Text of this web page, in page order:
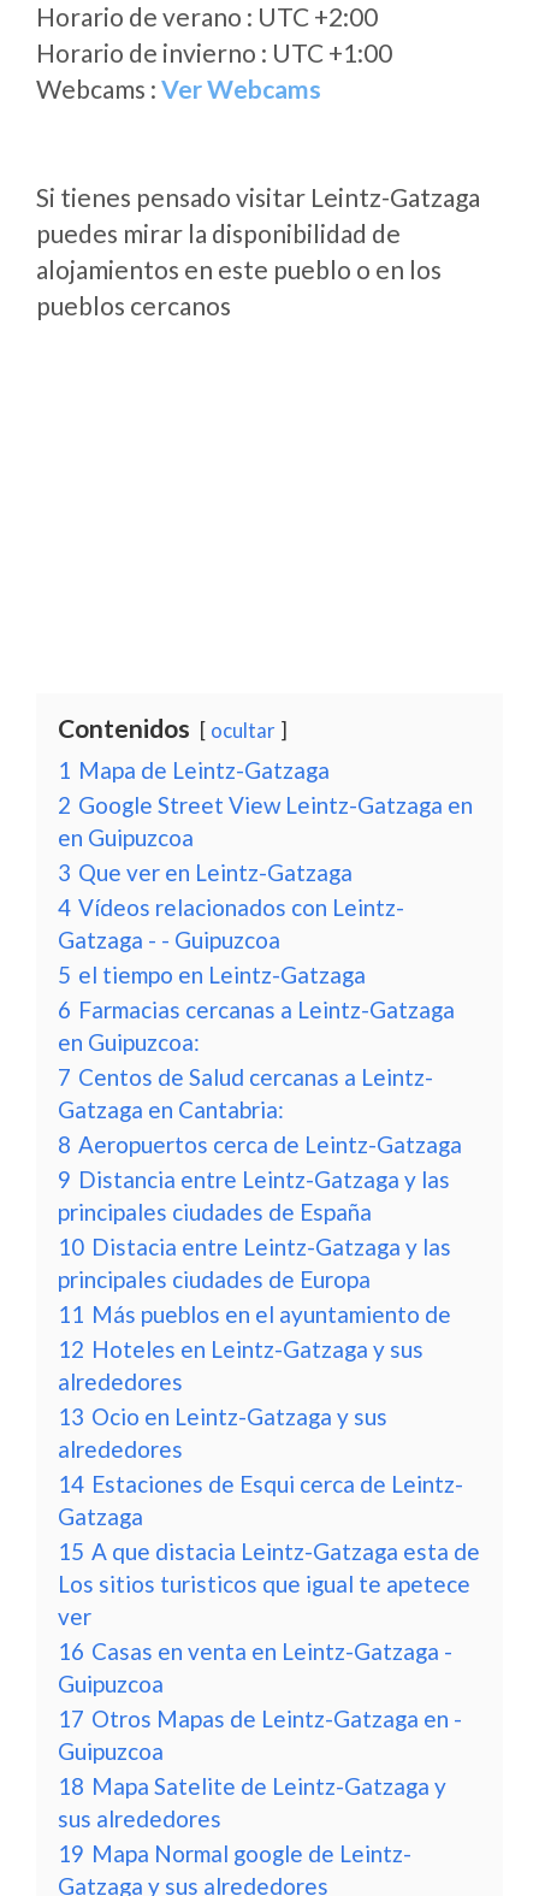
Horario de verano : UTC +2:00
Horario de invierno : UTC +1:00
Webcams : Ver Webcams
Si tienes pensado visitar Leintz-Gatzaga
puedes mirar la disponibilidad de
alojamientos en este pueblo o en los
pueblos cercanos
Contenidos ocultar
1 Mapa de Leintz-Gatzaga
2 Google Street View Leintz-Gatzaga en
en Guipuzcoa
3 Que ver en Leintz-Gatzaga
4 Vídeos relacionados con Leintz-
Gatzaga - - Guipuzcoa
5 el tiempo en Leintz-Gatzaga
6 Farmacias cercanas a Leintz-Gatzaga
en Guipuzcoa:
7 Centos de Salud cercanas a Leintz-
Gatzaga en Cantabria:
8 Aeropuertos cerca de Leintz-Gatzaga
9 Distancia entre Leintz-Gatzaga y las
principales ciudades de España
10 Distacia entre Leintz-Gatzaga y las
principales ciudades de Europa
11 Más pueblos en el ayuntamiento de
12 Hoteles en Leintz-Gatzaga y sus
alrededores
13 Ocio en Leintz-Gatzaga y sus
alrededores
14 Estaciones de Esqui cerca de Leintz-
Gatzaga
15 A que distacia Leintz-Gatzaga esta de
Los sitios turisticos que igual te apetece
ver
16 Casas en venta en Leintz-Gatzaga -
Guipuzcoa
17 Otros Mapas de Leintz-Gatzaga en -
Guipuzcoa
18 Mapa Satelite de Leintz-Gatzaga y
sus alrededores
19 Mapa Normal google de Leintz-
Gatzaga y sus alrededores